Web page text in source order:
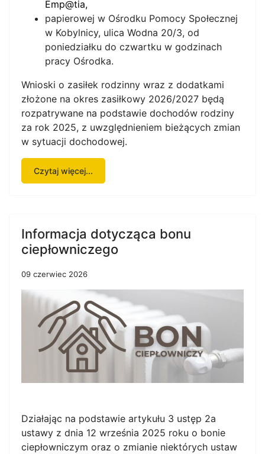
Emp@tia,
papierowej w Ośrodku Pomocy Społecznej
w Kobylnicy, ulica Wodna 20/3, od
poniedziałku do czwartku w godzinach
pracy Ośrodka.
Wnioski o zasiłek rodzinny wraz z dodatkami
złożone na okres zasiłkowy 2026/2027 będą
rozpatrywane na podstawie dochodów rodziny
za rok 2025, z uwzględnieniem bieżących zmian
w sytuacji dochodowej.
Czytaj więcej...
Informacja dotycząca bonu
ciepłowniczego
09 czerwiec 2026
Działając na podstawie artykułu 3 ustęp 2a
ustawy z dnia 12 września 2025 roku o bonie
ciepłowniczym oraz o zmianie niektórych ustaw